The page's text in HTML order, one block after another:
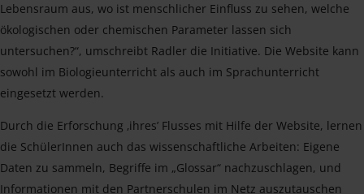
Lebensraum aus, wo ist menschlicher Einfluss zu sehen, welche
ökologischen oder chemischen Parameter lassen sich
untersuchen?“, umschreibt Radler die Initiative. Die Website kann
sowohl im Biologieunterricht als auch im Sprachunterricht
eingesetzt werden.
Durch die Erforschung ‚ihres’ Flusses mit Hilfe der Website, lernen
die SchülerInnen auch das wissenschaftliche Arbeiten: Eigene
Daten zu sammeln, Begriffe im „Glossar“ nachzuschlagen, und
Informationen mit den Partnerschulen im Netz auszutauschen